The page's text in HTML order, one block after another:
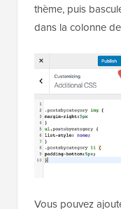
thème, puis
dans la colonne
Vous pouvez